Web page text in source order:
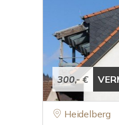
300,- €
Heidelberg